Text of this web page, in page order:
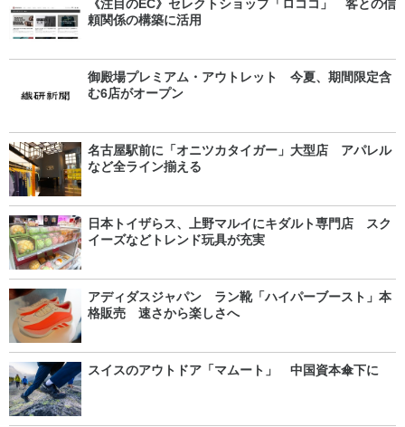
《注目のEC》セレクトショップ「ロココ」 客との信
頼関係の構築に活用
御殿場プレミアム・アウトレット 今夏、期間限定含
む6店がオープン
名古屋駅前に「オニツカタイガー」大型店 アパレル
など全ライン揃える
日本トイザらス、上野マルイにキダルト専門店 スク
イーズなどトレンド玩具が充実
アディダスジャパン ラン靴「ハイパーブースト」本
格販売 速さから楽しさへ
スイスのアウトドア「マムート」 中国資本傘下に